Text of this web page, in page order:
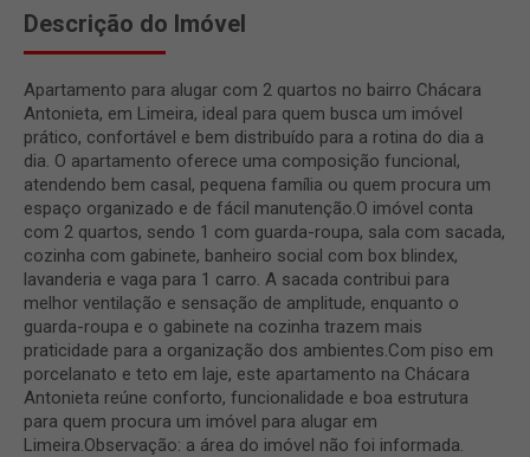
Descrição do Imóvel
Apartamento para alugar com 2 quartos no bairro Chácara
Antonieta, em Limeira, ideal para quem busca um imóvel
prático, confortável e bem distribuído para a rotina do dia a
dia. O apartamento oferece uma composição funcional,
atendendo bem casal, pequena família ou quem procura um
espaço organizado e de fácil manutenção.O imóvel conta
com 2 quartos, sendo 1 com guarda-roupa, sala com sacada,
cozinha com gabinete, banheiro social com box blindex,
lavanderia e vaga para 1 carro. A sacada contribui para
melhor ventilação e sensação de amplitude, enquanto o
guarda-roupa e o gabinete na cozinha trazem mais
praticidade para a organização dos ambientes.Com piso em
porcelanato e teto em laje, este apartamento na Chácara
Antonieta reúne conforto, funcionalidade e boa estrutura
para quem procura um imóvel para alugar em
Limeira.Observação: a área do imóvel não foi informada.